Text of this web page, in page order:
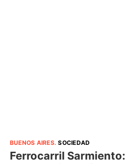
BUENOS AIRES.SOCIEDAD
Ferrocarril Sarmiento: